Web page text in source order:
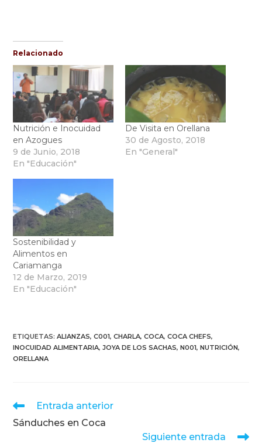
Relacionado
Nutrición e Inocuidad
en Azogues
9 de Junio, 2018
En "Educación"
De Visita en Orellana
30 de Agosto, 2018
En "General"
Sostenibilidad y
Alimentos en
Cariamanga
12 de Marzo, 2019
En "Educación"
ETIQUETAS:ALIANZAS, C001, CHARLA, COCA, COCA CHEFS,
INOCUIDAD ALIMENTARIA, JOYA DE LOS SACHAS, N001, NUTRICIÓN,
ORELLANA
Leer
artículos
Entrada anterior
Sánduches en Coca
Siguiente entrada